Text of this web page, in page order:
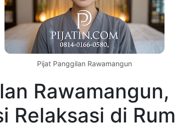
Pijat Panggilan Rawamangun
Relaksasi di